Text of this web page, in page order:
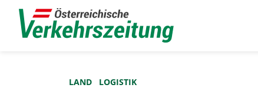
LAND LOGISTIK